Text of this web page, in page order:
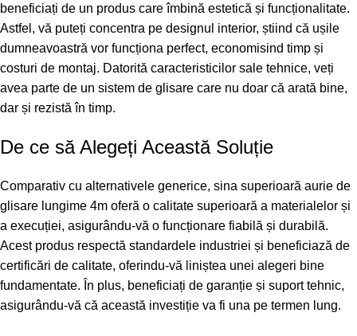
beneficiați de un produs care îmbină estetică și funcționalitate.
Astfel, vă puteți concentra pe designul interior, știind că ușile
dumneavoastră vor funcționa perfect, economisind timp și
costuri de montaj. Datorită caracteristicilor sale tehnice, veți
avea parte de un sistem de glisare care nu doar că arată bine,
dar și rezistă în timp.
De ce să Alegeți Această Soluție
Comparativ cu alternativele generice, sina superioară aurie de
glisare lungime 4m oferă o calitate superioară a materialelor și
a execuției, asigurându-vă o funcționare fiabilă și durabilă.
Acest produs respectă standardele industriei și beneficiază de
certificări de calitate, oferindu-vă liniștea unei alegeri bine
fundamentate. În plus, beneficiați de garanție și suport tehnic,
asigurându-vă că această investiție va fi una pe termen lung.